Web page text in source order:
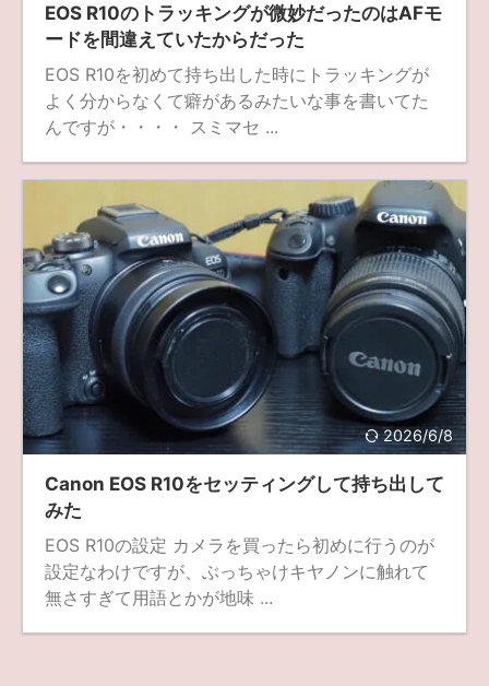
EOS R10のトラッキングが微妙だったのはAFモ
ードを間違えていたからだった
EOS R10を初めて持ち出した時にトラッキングが
よく分からなくて癖があるみたいな事を書いてた
んですが・・・・ スミマセ ...
2026/6/8
Canon EOS R10をセッティングして持ち出して
みた
EOS R10の設定 カメラを買ったら初めに行うのが
設定なわけですが、ぶっちゃけキヤノンに触れて
無さすぎて用語とかが地味 ...